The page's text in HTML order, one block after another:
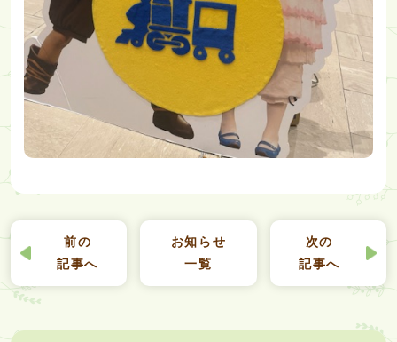
前の
記事へ
お知らせ
一覧
次の
記事へ